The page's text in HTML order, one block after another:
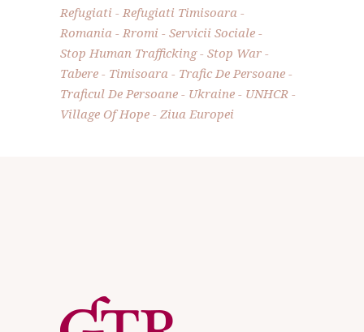
Refugiati
Refugiati Timisoara
Romania
Rromi
Servicii Sociale
Stop Human Trafficking
Stop War
Tabere
Timisoara
Trafic De Persoane
Traficul De Persoane
Ukraine
UNHCR
Village Of Hope
Ziua Europei